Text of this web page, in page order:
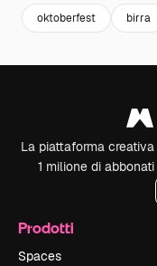
oktoberfest birra
La piattaforma
1 milione di
Prodotti
Spaces